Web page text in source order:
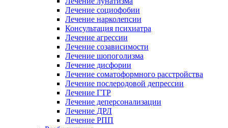
Лечение социофобии
Лечение нарколепсии
Консультация психиатра
Лечение агрессии
Лечение созависимости
Лечение шопоголизма
Лечение дисфории
Лечение соматоформного расстройства
Лечение послеродовой депрессии
Лечение ГТР
Лечение деперсонализации
Лечение ДРЛ
Лечение РПП